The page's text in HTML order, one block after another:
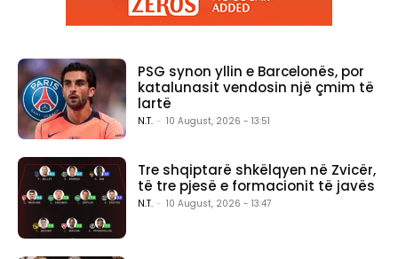
PSG synon yllin e Barcelonës, por
katalunasit vendosin një çmim të
lartë
N.T. - 10 August, 2026 - 13:51
Tre shqiptarë shkëlqyen në Zvicër,
të tre pjesë e formacionit të javës
N.T. - 10 August, 2026 - 13:47